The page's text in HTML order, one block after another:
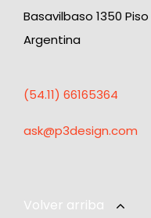
Basavilbaso 1350
Argentina
(54.11) 66165364
ask@p3design.com
Volver arriba